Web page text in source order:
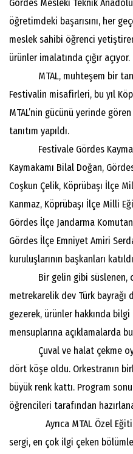
Gördes Mesleki Teknik
öğretimdeki başarısını, her
meslek sahibi öğrenci
ürünler imalatında çığır açıyor.
MTAL, muhteşem bir
Festivalin misafirleri, bu yıl
MTAL’nin gücünü yerinde
tanıtım yapıldı.
Festivale Gördes
Kaymakamı Bilal Doğan,
Coşkun Çelik, Köprübaşı İlçe
Kanmaz, Köprübaşı İlçe Milli
Gördes İlçe Jandarma
Gördes İlçe Emniyet Amiri
kuruluşlarının başkanları
Bir gelin gibi süslenen,
metrekarelik dev Türk
gezerek, ürünler hakkında
mensuplarına açıklamalarda
Çuval ve halat çekme
dört köşe oldu. Orkestranın
büyük renk kattı. Program
öğrencileri tarafından
Ayrıca MTAL Özel Eğitim
sergi, en çok ilgi çeken